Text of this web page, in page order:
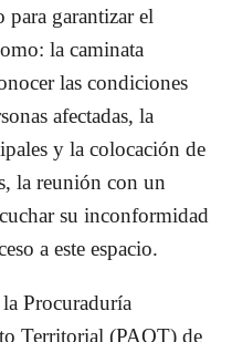
garantizar el
la caminata
las condiciones
afectadas, la
y la colocación de
la reunión con un
su inconformidad
a este espacio.
Procuraduría
Territorial (PAOT) de